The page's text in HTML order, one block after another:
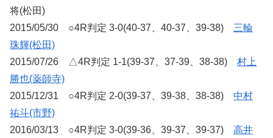
将(松田)
2015/05/30 ○4R判定 3-0(40-37、40-37、39-38) 三輪
珠輝(松田)
2015/07/26 △4R判定 1-1(39-37、37-39、38-38) 村上
勝也(薬師寺)
2015/12/31 ○4R判定 2-0(39-37、39-38、38-38) 中村
祐斗(市野)
2016/03/13 ○4R判定 3-0(39-36、39-37、39-37) 高井